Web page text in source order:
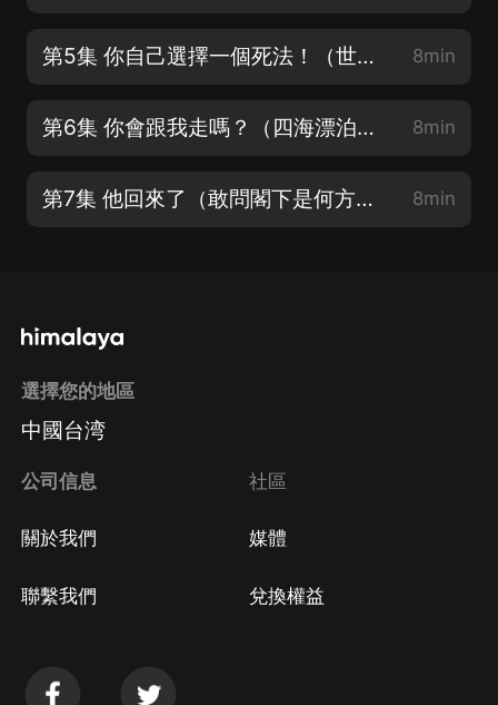
第5集 你自己選擇一個死法！（世人皆知“帝”恐怖，殊不知“帝”為何恐怖！） 8min
第6集 你會跟我走嗎？（四海漂泊罷了） 8min
第7集 他回來了（敢問閣下是何方家族的存在？） 8min
選擇您的地區
中國台湾
公司信息
關於我們
聯繫我們
社區
媒體
兌換權益